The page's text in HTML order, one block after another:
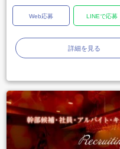
Web応募 LINEで応募
詳細を見る